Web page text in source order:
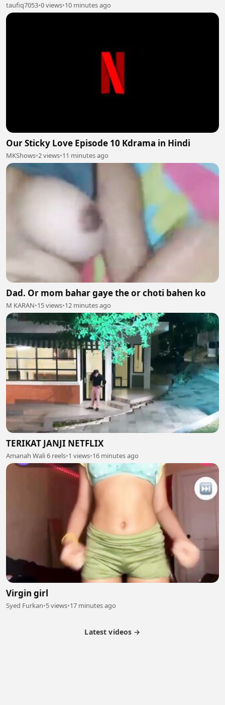
taufiq7053•0 views•10 minutes ago
Our Sticky Love Episode 10 Kdrama in Hindi
MKShows•2 views•11 minutes ago
Dad. Or mom bahar gaye the or choti bahen ko
M KARAN•15 views•12 minutes ago
TERIKAT JANJI NETFLIX
Amanah Wali 6 reels•1 views•16 minutes ago
Virgin girl
Syed Furkan•5 views•17 minutes ago
Latest videos →